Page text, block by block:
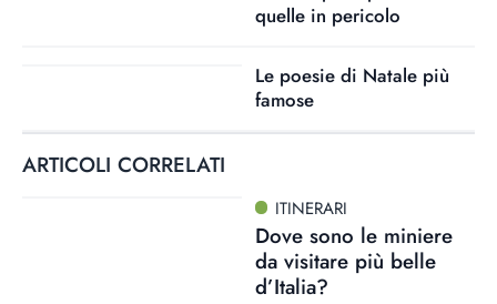
quelle in pericolo
Le poesie di Natale più
famose
ARTICOLI CORRELATI
ITINERARI
Dove sono le miniere
da visitare più belle
d’Italia?